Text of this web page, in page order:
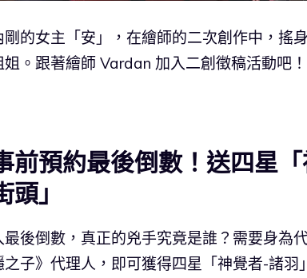
的女主「安」，在繪師的二次創作中，搖
。跟著繪師 Vardan 加入二創徵稿活動吧！
前預約最後倒數！送四星
」
最後倒數，真正的兇手究竟是誰？需要身為
子》代理人，即可獲得四星「神覺者-諸羽